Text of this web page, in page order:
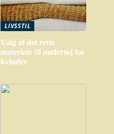
LIVSSTIL
Valg af det rette
materiale til undertøj for
kvinder